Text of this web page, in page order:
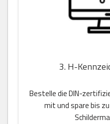
3. H-
Bestelle die DIN-
mit und spare bis